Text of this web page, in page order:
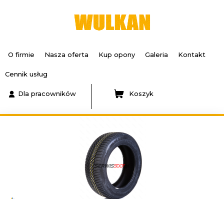
O firmie Nasza oferta Kup opony Galeria Kontakt
Cennik usług
Dla pracowników Koszyk